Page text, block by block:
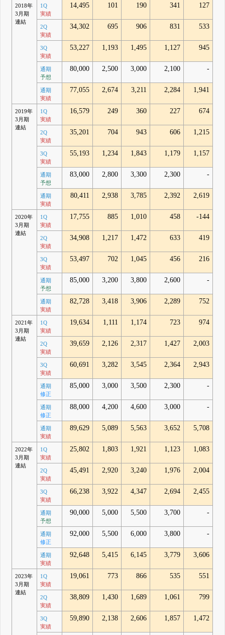
2018年
3月期
連結
1Q
実績
14,495 101 190 341 127
2Q
実績
34,302 695 906 831 533
3Q
実績
53,227 1,193 1,495 1,127 945
通期
予想
80,000 2,500 3,000 2,100 -
通期
実績
77,055 2,674 3,211 2,284 1,941
2019年
3月期
連結
1Q
実績
16,579 249 360 227 674
2Q
実績
35,201 704 943 606 1,215
3Q
実績
55,193 1,234 1,843 1,179 1,157
通期
予想
83,000 2,800 3,300 2,300 -
通期
実績
80,411 2,938 3,785 2,392 2,619
2020年
3月期
連結
1Q
実績
17,755 885 1,010 458 -144
2Q
実績
34,908 1,217 1,472 633 419
3Q
実績
53,497 702 1,045 456 216
通期
予想
85,000 3,200 3,800 2,600 -
通期
実績
82,728 3,418 3,906 2,289 752
2021年
3月期
連結
1Q
実績
19,634 1,111 1,174 723 974
2Q
実績
39,659 2,126 2,317 1,427 2,003
3Q
実績
60,691 3,282 3,545 2,364 2,943
通期
修正
85,000 3,000 3,500 2,300 -
通期
修正
88,000 4,200 4,600 3,000 -
通期
実績
89,629 5,089 5,563 3,652 5,708
2022年
3月期
連結
1Q
実績
25,802 1,803 1,921 1,123 1,083
2Q
実績
45,491 2,920 3,240 1,976 2,004
3Q
実績
66,238 3,922 4,347 2,694 2,455
通期
予想
90,000 5,000 5,500 3,700 -
通期
修正
92,000 5,500 6,000 3,800 -
通期
実績
92,648 5,415 6,145 3,779 3,606
2023年
3月期
連結
1Q
実績
19,061 773 866 535 551
2Q
実績
38,809 1,430 1,689 1,061 799
3Q
実績
59,890 2,138 2,606 1,857 1,472